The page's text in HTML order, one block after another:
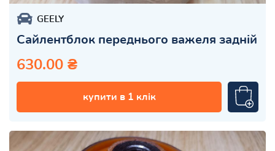
GEELY
Сайлентблок переднього важеля задній
630.00 ₴
купити в 1 клік